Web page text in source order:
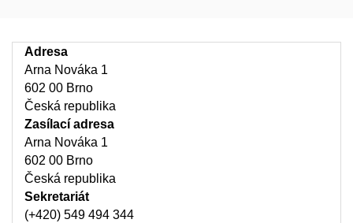
Adresa
Arna Nováka 1
602 00 Brno
Česká republika
Zasílací adresa
Arna Nováka 1
602 00 Brno
Česká republika
Sekretariát
(+420) 549 494 344